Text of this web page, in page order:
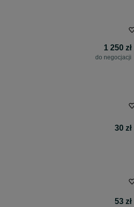
1 250 zł
do negocjacji
30 zł
53 zł